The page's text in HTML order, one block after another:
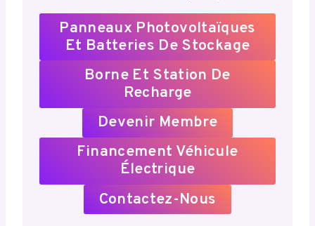
Panneaux Photovoltaïques
Et Batteries De Stockage
Borne Et Station De
Recharge
Devenir Membre
Financement Véhicule
Électrique
Contactez-Nous